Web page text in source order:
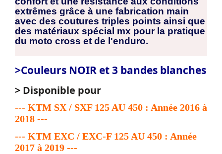
extrêmes grâce à une fabrication main
avec des coutures triples points ainsi que
des matériaux spécial mx pour la pratique
du moto cross et de l'enduro.
>Couleurs NOIR et 3 bandes blanches
> Disponible pour
--- KTM SX / SXF 125 AU 450 : Année 2016 à
2018 ---
--- KTM EXC / EXC-F 125 AU 450 : Année
2017 à 2019 ---